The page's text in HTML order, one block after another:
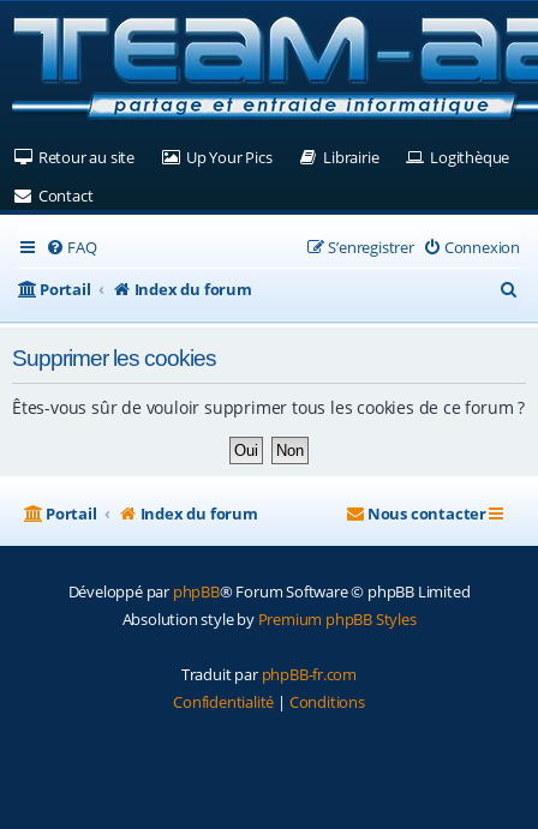
Retour au site(Ouvre un nouvel onglet)
Up Your Pics(Ouvre un nouvel onglet)
Librairie(Ouvre un nouvel
Logithèque
Contact(Ouvre un nouvel onglet)
FAQ Connexion
S’enregistrer
Portail
Index du forum
e
Supprimer les cookies
Êtes-vous sûr de vouloir supprimer tous les cookies de ce forum ?
Portail Index du forum Nous contacter
Développé par phpBB® Forum Software © phpBB Limited
Absolution style by Premium phpBB Styles
Traduit par phpBB-fr.com
Confidentialité | Conditions